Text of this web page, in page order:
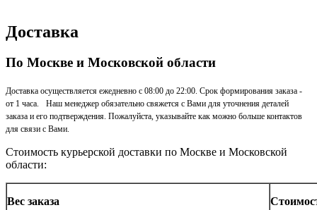
Доставка
По Москве и Московской области
Доставка осуществляется ежедневно с 08:00 до 22:00. Срок формирования заказа -
от 1 часа. Наш менеджер обязательно свяжется с Вами для уточнения деталей
заказа и его подтверждения. Пожалуйста, указывайте как можно больше контактов
для связи с Вами.
Стоимость курьерской доставки по Москве и Московской
области:
Вес заказа